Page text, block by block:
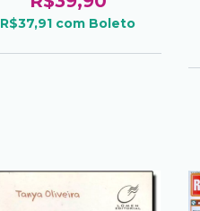
R$37,91 com Boleto